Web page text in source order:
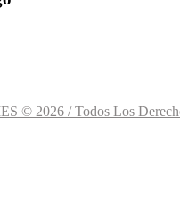
© 2026 / Todos Los